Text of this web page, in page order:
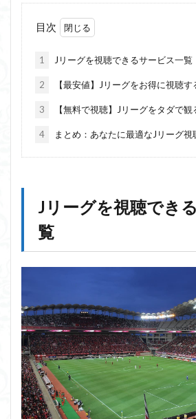
目次
1 Jリーグを視聴できるサービス一覧
2 【最安値】Jリーグをお得に視聴す
3 【無料で視聴】Jリーグをタダで観
4 まとめ：あなたに最適なJリーグ視
Jリーグを視聴でき
覧